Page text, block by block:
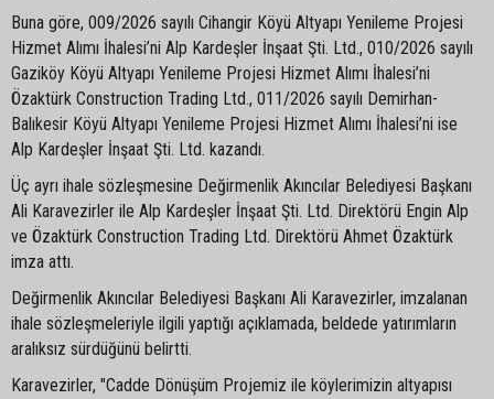
Buna göre, 009/2026 sayılı Cihangir Köyü Altyapı Yenileme Projesi
Hizmet Alımı İhalesi’ni Alp Kardeşler İnşaat Şti. Ltd., 010/2026 sayılı
Gaziköy Köyü Altyapı Yenileme Projesi Hizmet Alımı İhalesi’ni
Özaktürk Construction Trading Ltd., 011/2026 sayılı Demirhan-
Balıkesir Köyü Altyapı Yenileme Projesi Hizmet Alımı İhalesi’ni ise
Alp Kardeşler İnşaat Şti. Ltd. kazandı.
Üç ayrı ihale sözleşmesine Değirmenlik Akıncılar Belediyesi Başkanı
Ali Karavezirler ile Alp Kardeşler İnşaat Şti. Ltd. Direktörü Engin Alp
ve Özaktürk Construction Trading Ltd. Direktörü Ahmet Özaktürk
imza attı.
Değirmenlik Akıncılar Belediyesi Başkanı Ali Karavezirler, imzalanan
ihale sözleşmeleriyle ilgili yaptığı açıklamada, beldede yatırımların
aralıksız sürdüğünü belirtti.
Karavezirler, "Cadde Dönüşüm Projemiz ile köylerimizin altyapısı